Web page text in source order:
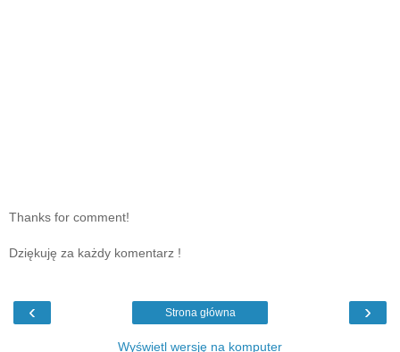
Thanks for comment!
Dziękuję za każdy komentarz !
‹ ›
Strona główna
Wyświetl wersję na komputer